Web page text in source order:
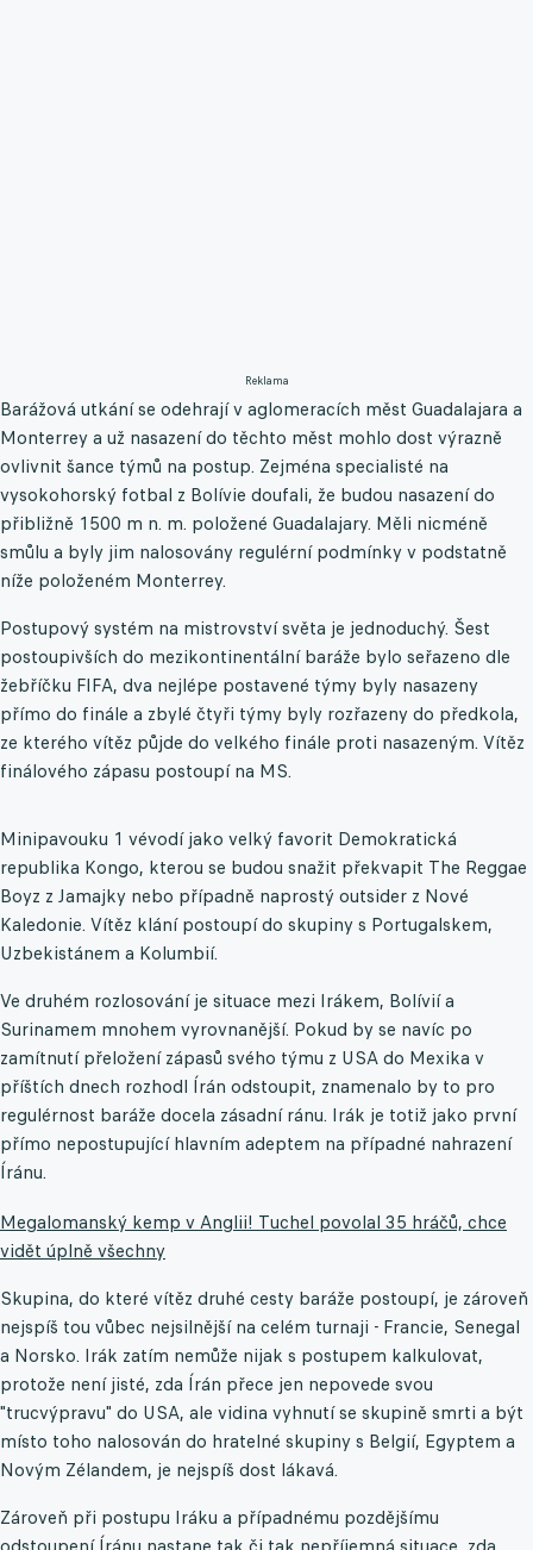
Reklama
Barážová utkání se odehrají v aglomeracích měst Guadalajara a
Monterrey a už nasazení do těchto měst mohlo dost výrazně
ovlivnit šance týmů na postup. Zejména specialisté na
vysokohorský fotbal z Bolívie doufali, že budou nasazení do
přibližně 1500 m n. m. položené Guadalajary. Měli nicméně
smůlu a byly jim nalosovány regulérní podmínky v podstatně
níže položeném Monterrey.
Postupový systém na mistrovství světa je jednoduchý. Šest
postoupivších do mezikontinentální baráže bylo seřazeno dle
žebříčku FIFA, dva nejlépe postavené týmy byly nasazeny
přímo do finále a zbylé čtyři týmy byly rozřazeny do předkola,
ze kterého vítěz půjde do velkého finále proti nasazeným. Vítěz
finálového zápasu postoupí na MS.
Minipavouku 1 vévodí jako velký favorit Demokratická
republika Kongo, kterou se budou snažit překvapit The Reggae
Boyz z Jamajky nebo případně naprostý outsider z Nové
Kaledonie. Vítěz klání postoupí do skupiny s Portugalskem,
Uzbekistánem a Kolumbií.
Ve druhém rozlosování je situace mezi Irákem, Bolívií a
Surinamem mnohem vyrovnanější. Pokud by se navíc po
zamítnutí přeložení zápasů svého týmu z USA do Mexika v
příštích dnech rozhodl Írán odstoupit, znamenalo by to pro
regulérnost baráže docela zásadní ránu. Irák je totiž jako první
přímo nepostupující hlavním adeptem na případné nahrazení
Íránu.
Megalomanský kemp v Anglii! Tuchel povolal 35 hráčů, chce
vidět úplně všechny
Skupina, do které vítěz druhé cesty baráže postoupí, je zároveň
nejspíš tou vůbec nejsilnější na celém turnaji - Francie, Senegal
a Norsko. Irák zatím nemůže nijak s postupem kalkulovat,
protože není jisté, zda Írán přece jen nepovede svou
"trucvýpravu" do USA, ale vidina vyhnutí se skupině smrti a být
místo toho nalosován do hratelné skupiny s Belgií, Egyptem a
Novým Zélandem, je nejspíš dost lákavá.
Zároveň při postupu Iráku a případnému pozdějšímu